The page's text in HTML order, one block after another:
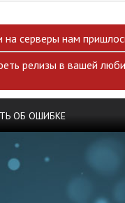
на серверы нам
релизы в вашей
ОБ ОШИБКЕ